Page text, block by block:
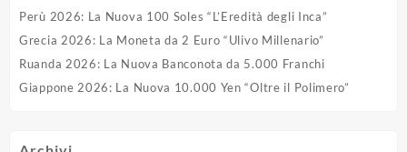
Perù 2026: La Nuova 100 Soles “L’Eredità degli Inca”
Grecia 2026: La Moneta da 2 Euro “Ulivo Millenario”
Ruanda 2026: La Nuova Banconota da 5.000 Franchi
Giappone 2026: La Nuova 10.000 Yen “Oltre il Polimero”